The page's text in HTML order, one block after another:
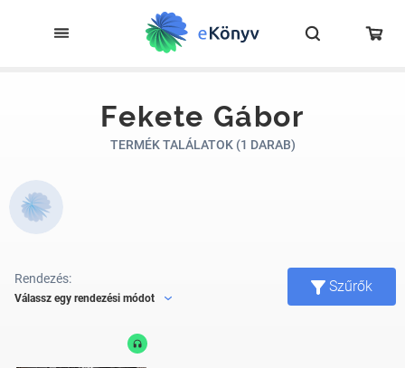
Fekete Gábor
TERMÉK TALÁLATOK (1 DARAB)
Rendezés:
Válassz egy rendezési módot
Szűrők